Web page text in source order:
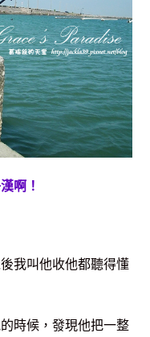
啊！
我叫他收他都聽得懂
時候，發現他把一整